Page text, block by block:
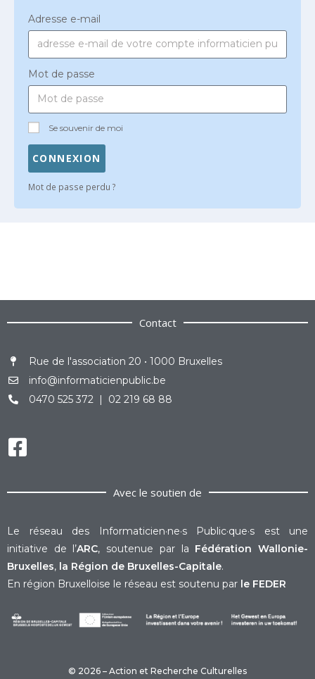
Adresse e-mail
Mot de passe
Se souvenir de moi
CONNEXION
Mot de passe perdu ?
Contact
Rue de l'association 20 • 1000 Bruxelles
info@informaticienpublic.be
0470 525 372 | 02 219 68 88
Avec le soutien de
Le réseau des Informaticien·ne·s Public·que·s est une
initiative de l’ARC, soutenue par la Fédération Wallonie-
Bruxelles, la Région de Bruxelles-Capitale.
En région Bruxelloise le réseau est soutenu par le FEDER
© 2026 – Action et Recherche Culturelles